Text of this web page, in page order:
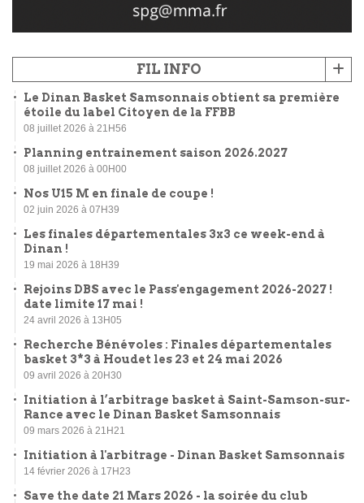
FIL INFO
Le Dinan Basket Samsonnais obtient sa première
étoile du label Citoyen de la FFBB
08 juillet 2026 à 21H56
Planning entrainement saison 2026.2027
08 juillet 2026 à 00H00
Nos U15 M en finale de coupe !
02 juin 2026 à 07H39
Les finales départementales 3x3 ce week-end à
Dinan !
19 mai 2026 à 18H39
Rejoins DBS avec le Pass'engagement 2026-2027 !
date limite 17 mai !
24 avril 2026 à 13H05
Recherche Bénévoles : Finales départementales
basket 3*3 à Houdet les 23 et 24 mai 2026
09 avril 2026 à 20H30
Initiation à l’arbitrage basket à Saint-Samson-sur-
Rance avec le Dinan Basket Samsonnais
09 mars 2026 à 21H21
Initiation à l'arbitrage - Dinan Basket Samsonnais
14 février 2026 à 17H23
Save the date 21 Mars 2026 - la soirée du club